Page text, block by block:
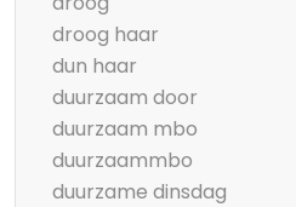
droog haar
dun haar
duurzaam door
duurzaam mbo
duurzaammbo
duurzame dinsdag